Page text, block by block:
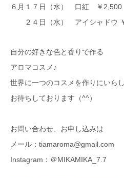
６月１７日（水） 口紅 ￥2,500
２４日（水） アイシャドウ
自分の好きな色と香りで作る
アロマコスメ♪
世界に一つのコスメを作りにいら
お待ちしております（^^）
お問い合わせ、お申し込みは
メール：tiamaroma@gmail.com
Instagram：＠MIKAMIKA_7.7